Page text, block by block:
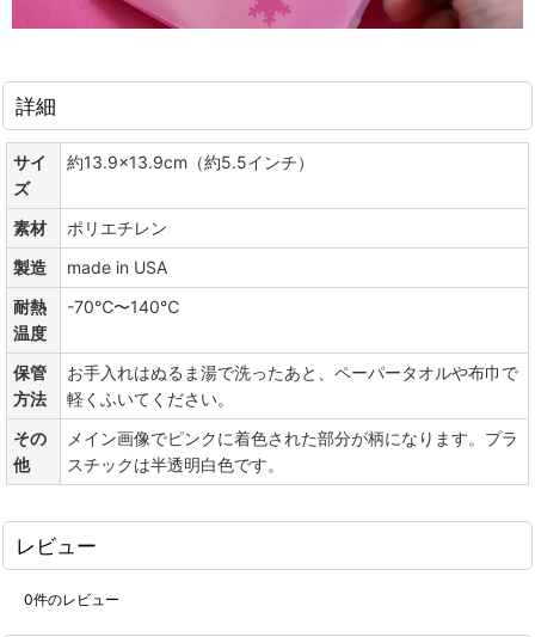
詳細
サイ
ズ
約13.9×13.9cm（約5.5インチ）
素材
ポリエチレン
製造
made in USA
耐熱
温度
-70℃〜140℃
保管
方法
お手入れはぬるま湯で洗ったあと、ペーパータオルや布巾で
軽くふいてください。
その
他
メイン画像でピンクに着色された部分が柄になります。プラ
スチックは半透明白色です。
レビュー
0件のレビュー